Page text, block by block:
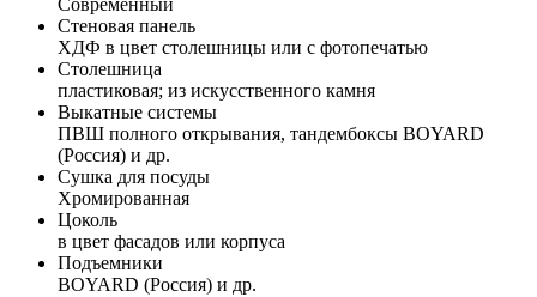
Стеновая панель
ХДФ в цвет столешницы или с фотопечатью
Столешница
пластиковая; из искусственного камня
Выкатные системы
ПВШ полного открывания, тандембоксы BOYARD
(Россия) и др.
Сушка для посуды
Хромированная
Цоколь
в цвет фасадов или корпуса
Подъемники
BOYARD (Россия) и др.